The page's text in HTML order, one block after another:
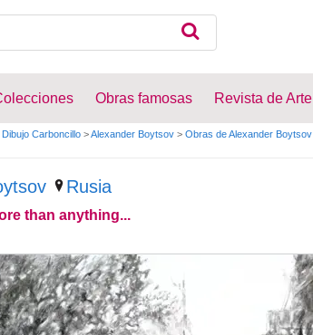
Obras famosas Revista de Arte
Dibujo Carboncillo >Alexander Boytsov > Obras de Alexander Boytsov
Rusia
than anything...